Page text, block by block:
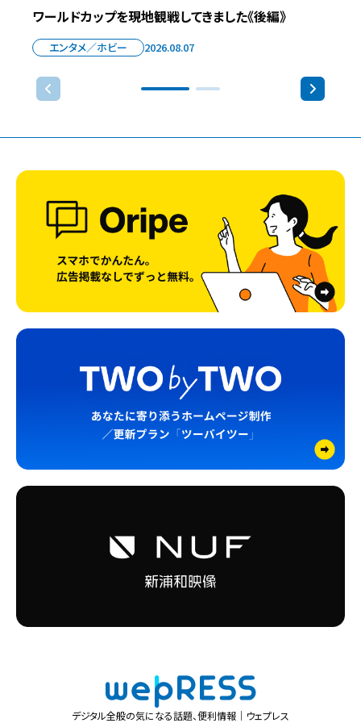
ワールドカップを現地観戦してきました《後編》
エンタメ／ホビー 2026.08.07
デジタル全般の気になる話題、便利情報｜ウェプレス